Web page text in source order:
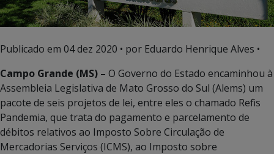
Publicado em 04 dez 2020 • por Eduardo Henrique Alves •
Campo Grande (MS) – O Governo do Estado encaminhou à
Assembleia Legislativa de Mato Grosso do Sul (Alems) um
pacote de seis projetos de lei, entre eles o chamado Refis
Pandemia, que trata do pagamento e parcelamento de
débitos relativos ao Imposto Sobre Circulação de
Mercadorias Serviços (ICMS), ao Imposto sobre